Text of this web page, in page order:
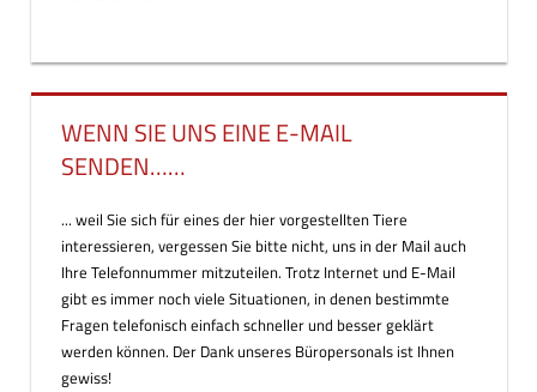
WENN SIE UNS EINE E-MAIL
SENDEN……
... weil Sie sich für eines der hier vorgestellten Tiere
interessieren, vergessen Sie bitte nicht, uns in der Mail auch
Ihre Telefonnummer mitzuteilen. Trotz Internet und E-Mail
gibt es immer noch viele Situationen, in denen bestimmte
Fragen telefonisch einfach schneller und besser geklärt
werden können. Der Dank unseres Büropersonals ist Ihnen
gewiss!